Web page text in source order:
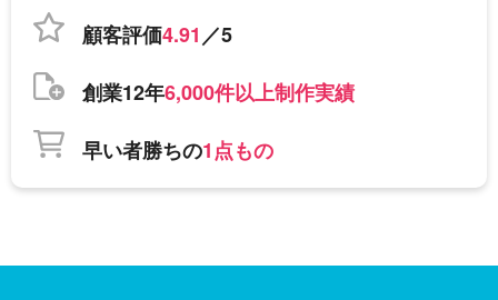
顧客評価4.91／5
創業12年6,000件以上制作実績
早い者勝ちの1点もの